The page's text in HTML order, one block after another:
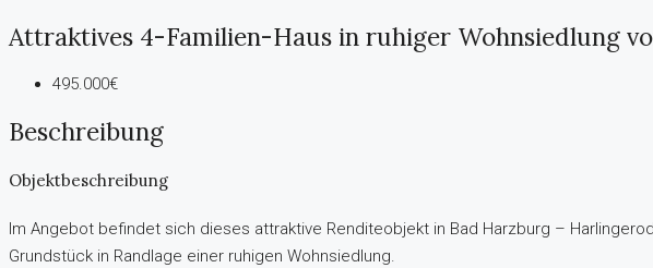
Attraktives 4-Familien-Haus in ruhiger Wohnsiedlung
495.000€
Beschreibung
Objektbeschreibung
Im Angebot befindet sich dieses attraktive Renditeobjekt in Bad Harzburg –
Grundstück in Randlage einer ruhigen Wohnsiedlung.